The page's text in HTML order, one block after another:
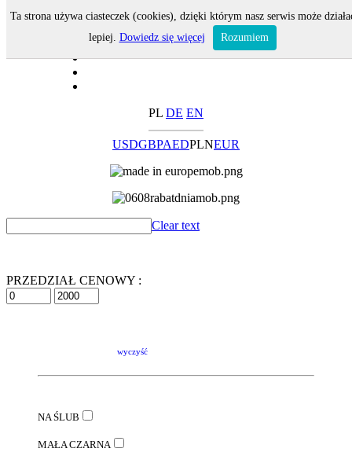
PL DE EN
USDGBPAEDPLNEUR
Clear text
PRZEDZIAŁ CENOWY :
wyczyść
NA ŚLUB
MAŁA CZARNA
Ta strona używa ciasteczek (cookies), dzięki którym nasz serwis może
lepiej. Dowiedz się więcej Rozumiem